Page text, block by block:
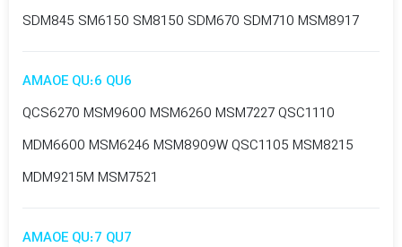
SDM845 SM6150 SM8150 SDM670 SDM710 MSM8917
AMAOE QU:6 QU6
QCS6270 MSM9600 MSM6260 MSM7227 QSC1110
MDM6600 MSM6246 MSM8909W QSC1105 MSM8215
MDM9215M MSM7521
AMAOE QU:7 QU7